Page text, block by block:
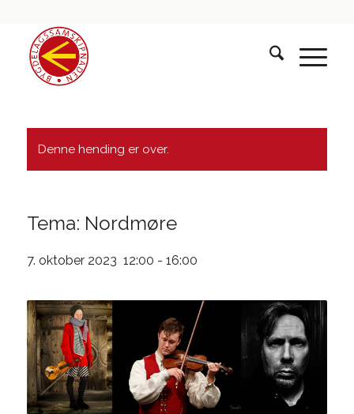
Denne hending er over.
Tema: Nordmøre
7. oktober 2023 12:00 - 16:00